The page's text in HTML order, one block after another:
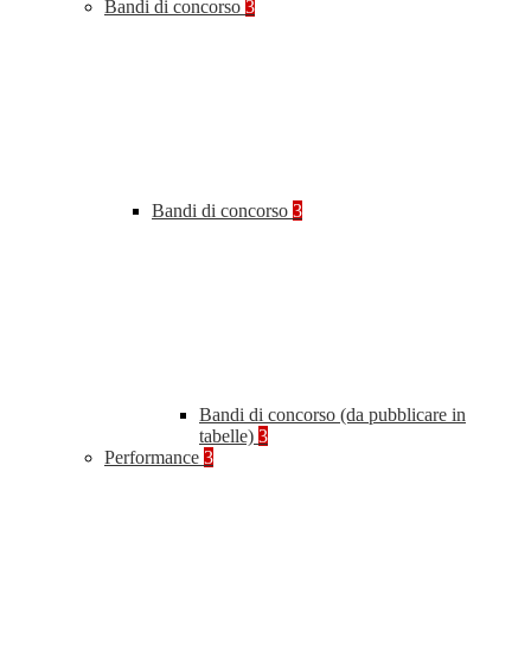
Bandi di concorso 3
Bandi di concorso 3
Bandi di concorso (da pubblicare in
tabelle) 3
Performance 3